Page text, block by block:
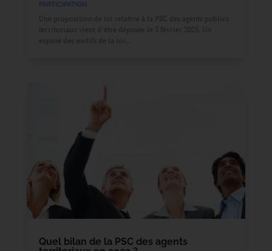
PARTICIPATION
Une proposition de loi relative à la PSC des agents publics
territoriaux vient d’être déposée le 3 février 2025. Un
exposé des motifs de la loi...
Quel bilan de la PSC des agents